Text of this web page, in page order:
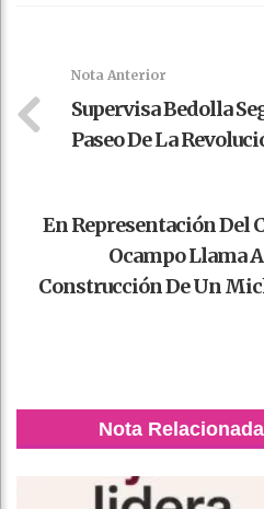
Nota Anterior
Supervisa Bedolla
Paseo De La
En Representación Del
Ocampo Llama
Construcción De Un
Nota Relacionada